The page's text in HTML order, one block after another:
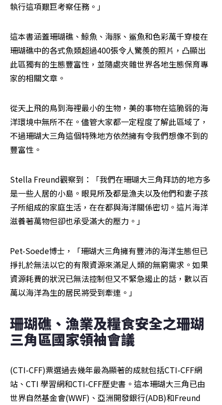
執行這項艱巨考察任務。」
這本書涵蓋珊瑚礁、鯨魚、海豚、鯊魚和色彩萬千穿梭在
珊瑚礁中的各式魚類超過400張令人驚羨的照片，凸顯出
此區獨有的生態豐富性，並隨處夾雜世界各地生態保育專
家的相關文章。
從天上飛的鳥到海裡最小的生物，美的事物在這脆弱的海
洋環境中無所不在。儘管大家都一定程度了解此區域了，
不過珊瑚大三角這個特殊地方依然擁有令我們想像不到的
豐富性。
Stella Freund觀察到：「我們在珊瑚大三角拜訪的地方多
是一些人居的小島。眼見所及都是漁夫以及他們和妻子孩
子所組成的家庭生活，在在都與海洋關係密切。這片海洋
滋養著萬物但卻也承受滿大的壓力。」
Pet-Soede博士，「珊瑚大三角擁有豐沛的海洋生態但已
掙扎於無法以它的有限資源來滿足人類的無窮需求。如果
資源耗費的狀況已無法控制但又不緊急遏止的話，數以百
萬以海洋為生的居民將受到牽連。」
珊瑚礁、漁業及糧食安全之珊瑚
三角區國家領袖會議
(CTI-CFF)票選過去幾年最為顯著的成就包括CTI-CFF網
站、CTI 學習網和CTI-CFF歷史書。這本珊瑚大三角已由
世界自然基金會(WWF)、亞洲開發銀行(ADB)和Freund